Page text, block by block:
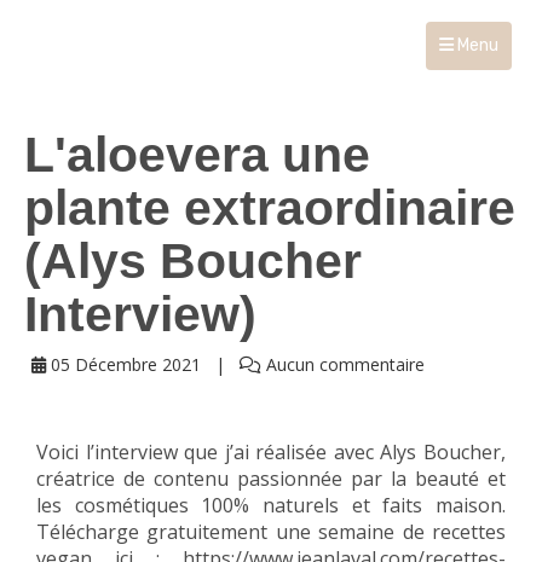
Menu
L'aloevera une
plante extraordinaire
(Alys Boucher
Interview)
05 Décembre 2021 Aucun commentaire
Voici l’interview que j’ai réalisée avec Alys Boucher,
créatrice de contenu passionnée par la beauté et
les cosmétiques 100% naturels et faits maison.
Télécharge gratuitement une semaine de recettes